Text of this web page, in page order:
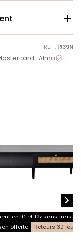

RÉF :1939N
· Alma
en 10 et 12x sans frais
offerte
Retours 30 jours
